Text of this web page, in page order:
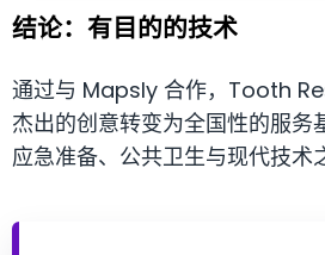
结论：有目的的技术
通过与 Mapsly 合作，Tooth
杰出的创意转变为全国性的服务
应急准备、公共卫生与现代技术